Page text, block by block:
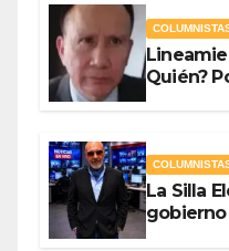
Quién?
La Silla